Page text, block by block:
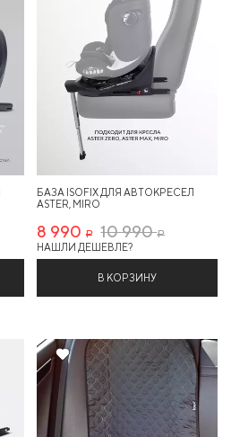
БАЗА ISOFIX ДЛЯ АВТОКРЕСЕЛ
ASTER, MIRO
8 990 Р 10 990Р
НАШЛИ ДЕШЕВЛЕ?
В КОРЗИНУ